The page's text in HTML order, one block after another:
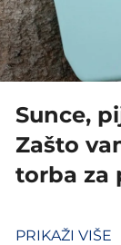
Sunce,
Zašto
torba za
PRIKAŽI VIŠE